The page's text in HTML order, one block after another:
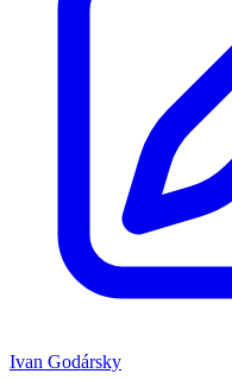
Ivan Godársky